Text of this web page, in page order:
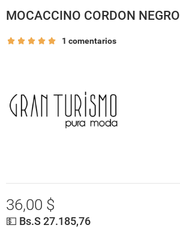
MOCACCINO CORDON NEGRO
1 comentarios
36,00 $
💵 Bs.S 27.185,76